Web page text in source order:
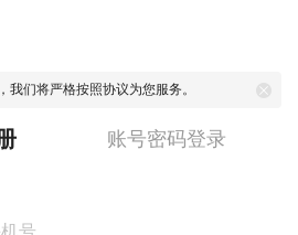
，我们将严格按照协议为您服务。
账号密码登录